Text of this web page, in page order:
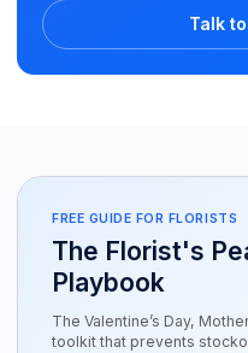
Talk
FREE GUIDE FOR FLORISTS
The Florist's
Playbook
The Valentine’s Day,
toolkit that prevents